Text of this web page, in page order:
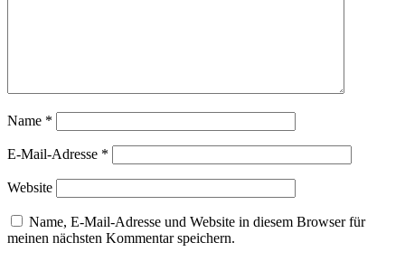
Name *
E-Mail-Adresse *
Website
Name, E-Mail-Adresse und Website in diesem Browser für
meinen nächsten Kommentar speichern.